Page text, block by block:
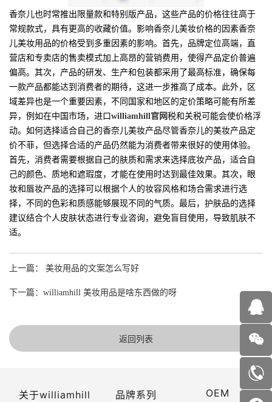
香奈儿也时常推出限量款和特别版产品，这些产品的价格往往高于
常规款式，具有更高的收藏价值。影响香奈儿美妆价格的因素香奈
儿美妆用品的价格受到多重因素的影响。首先，品牌定位高端，直
营店和专卖店的售卖模式加上高昂的营销费用，使得产品定价普遍
偏高。其次，产品的研发、生产和包装都采用了最高标准，确保每
一款产品都能达到消费者的期待，这进一步推高了成本。此外，区
域差异也是一个重要因素，不同国家和地区的定价策略可能有所差
异，例如在中国市场，进口williamhill官网税和关税可能会使价格浮
动。如何选择适合自己的香奈儿美妆产品尽管香奈儿的美妆产品定
价不菲，但选择合适的产品仍然能为消费者带来很好的使用体验。
首先，消费者需要根据自己的肤质和需求来选择底妆产品，适合自
己的颜色、质地和遮瑕度，才能在使用时达到最佳效果。其次，眼
妆和唇妆产品的选择可以根据个人的妆容风格和场合需求进行选
择，不同的色彩和质感能够展现不同的气质。最后，护肤品的选择
建议结合个人皮肤状态进行专业咨询，避免盲目使用，导致肌肤不
适。
上一篇： 美妆用品的文案怎么写好
下一篇：williamhill 美妆用品是啥东西做的呀
返回列表
关于williamhill 品牌系列 OEM